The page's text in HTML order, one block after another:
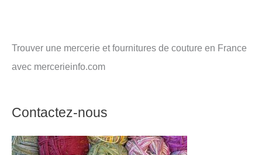
Trouver une mercerie et fournitures de couture en France
avec mercerieinfo.com
Contactez-nous